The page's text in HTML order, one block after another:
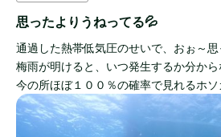
思ったよりうねってる💦
通過した熱帯低気圧のせいで、おぉ～
梅雨が明けると、いつ発生するか分か
今の所ほぼ１００％の確率で見れるホ